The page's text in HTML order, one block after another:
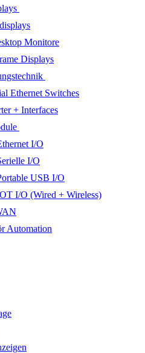
Monitore
Displays
Ethernet Switches
+ Interfaces
I/O
I/O
USB I/O
I/O (Wired + Wireless)
Automation